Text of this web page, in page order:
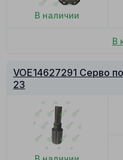
В наличии
В
VOE14627291 Серво
23